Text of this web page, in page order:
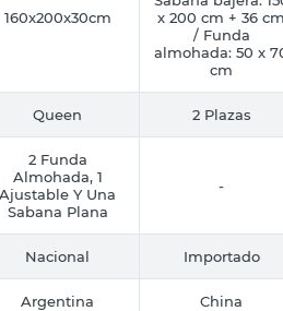
160x200x30cm
x 200 cm + 36
/ Funda
almohada: 50 x
cm
Queen 2 Plazas
2 Funda
Almohada, 1
Ajustable Y Una
Sabana Plana
-
Nacional Importado
Argentina China